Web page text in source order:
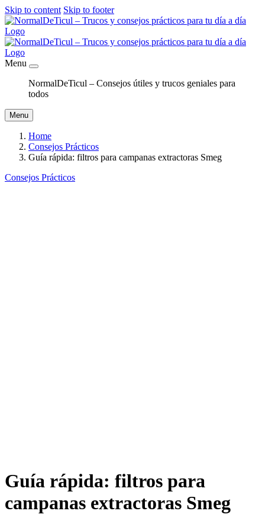
Skip to content Skip to footer
Menu
NormalDeTicul – Consejos útiles y trucos geniales para
todos
Menu
Home
Consejos Prácticos
Guía rápida: filtros para campanas extractoras Smeg
Consejos Prácticos
Guía rápida: filtros para
campanas extractoras Smeg